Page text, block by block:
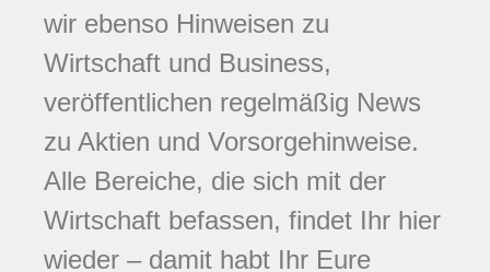
wir ebenso Hinweisen zu
Wirtschaft und Business,
veröffentlichen regelmäßig News
zu Aktien und Vorsorgehinweise.
Alle Bereiche, die sich mit der
Wirtschaft befassen, findet Ihr hier
wieder – damit habt Ihr Eure